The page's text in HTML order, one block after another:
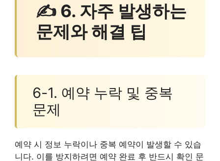
✍ 6. 자주 발생하는
문제와 해결 팁
6-1. 예약 누락 및 중복
문제
예약 시 정보 누락이나 중복 예약이 발생할 수 있습
니다. 이를 방지하려면 예약 완료 후 반드시 확인 문